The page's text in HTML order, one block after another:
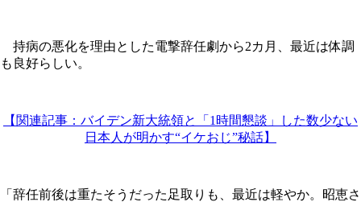
持病の悪化を理由とした電撃辞任劇から2カ月、最近は体調
も良好らしい。
【関連記事：バイデン新大統領と「1時間懇談」した数少ない
日本人が明かす“イケおじ”秘話】
「辞任前後は重たそうだった足取りも、最近は軽やか。昭恵さ